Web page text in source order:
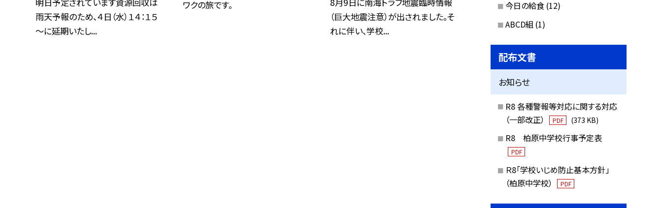
雨天予報のため、４日（水）１４：１５
～に延期いたし...
ワクの旅です。
（巨大地震注意）が出されました。そ
れに伴い、学校...
今日の給食 (12)
ABCD組 (1)
配布文書
お知らせ
R8 各種警報等対応に関する対応
（一部改正）
PDF (373 KB)
R8 柏原中学校行事予定表
PDF
Ｒ8「学校いじめ防止基本方針」
（柏原中学校）
PDF